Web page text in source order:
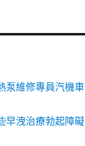
泵維修專員汽機
早洩治療勃起障